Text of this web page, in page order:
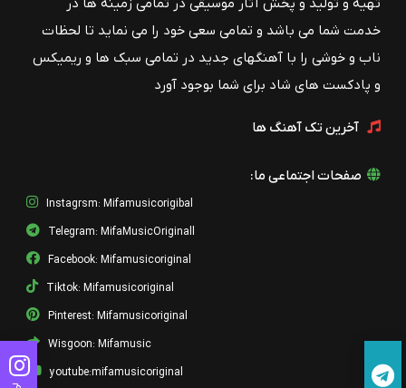
تهیه و تولید و پخش آثار موسیقی در تمامی زمینه ها در
خدمت شما می باشد و تمامی سعی خود را می نماید تا لحظات
ناب و خوشی را با آهنگهای جدید در تمامی سبک ها و ریمیکس
و پادکست های شاد برای شما بوجود آورد
آخرین تک آهنگ ها
صفحات اجتماعی ما:
Instagrsm: Mifamusicorigibal
Telegram: MifaMusicOriginall
Facebook: Mifamusicoriginal
Tiktok: Mifamusicoriginal
Pinterest: Mifamusicoriginal
Wisgoon: Mifamusic
youtube:mifamusicoriginal